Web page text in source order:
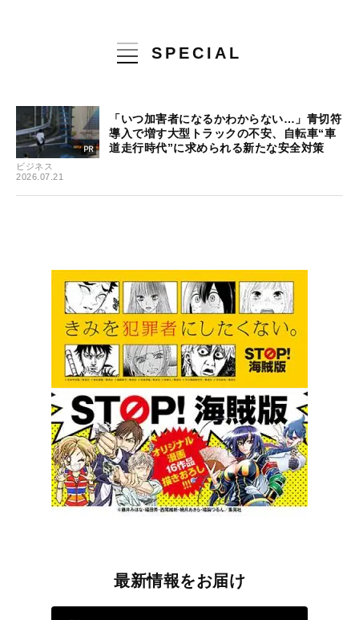
SPECIAL
ビジネス
2026.07.21
「いつ加害者になるかわからない…」青切符
導入で増す大型トラックの不安、自転車“車
道走行時代”に求められる新たな安全対策
最新情報をお届け